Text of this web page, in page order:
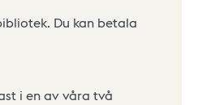
Du kan betala
i en av våra två